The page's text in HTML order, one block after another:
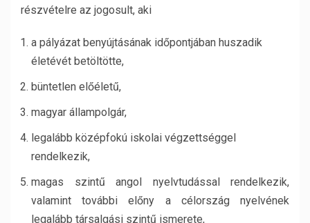
részvételre az jogosult, aki
a pályázat benyújtásának időpontjában huszadik
életévét betöltötte,
büntetlen előéletű,
magyar állampolgár,
legalább középfokú iskolai végzettséggel
rendelkezik,
magas szintű angol nyelvtudással rendelkezik,
valamint további előny a célország nyelvének
legalább társalgási szintű ismerete,